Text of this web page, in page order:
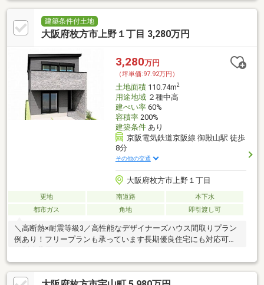
建築条件付土地
大阪府枚方市上野１丁目 3,280万円
3,280万円
（坪単価:97.92万円）
土地面積110.74m2
用途地域２種中高
建ぺい率60%
容積率200%
建築条件あり
京阪電気鉄道京阪線 御殿山駅 徒歩
8分
その他の交通
大阪府枚方市上野１丁目
更地 南道路
本下水
都市ガス
角地 即引渡し可
＼高断熱×耐震等級3／高性能なデザイナーズハウス間取りプラン
例あり！フリープランも承っています長期優良住宅にも対応可能